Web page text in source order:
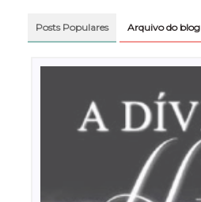
Posts Populares Arquivo do blog